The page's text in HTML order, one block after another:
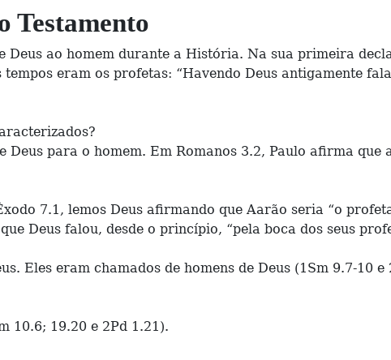
Testamento
ao homem durante a História. Na sua primeira
eram os profetas: “Havendo Deus antigamente
para o homem. Em Romanos 3.2, Paulo afirma que
7.1, lemos Deus afirmando que Aarão seria “o
Deus falou, desde o princípio, “pela boca dos seus
Eles eram chamados de homens de Deus (1Sm 9.7-10 e
10.6; 19.20 e 2Pd 1.21).